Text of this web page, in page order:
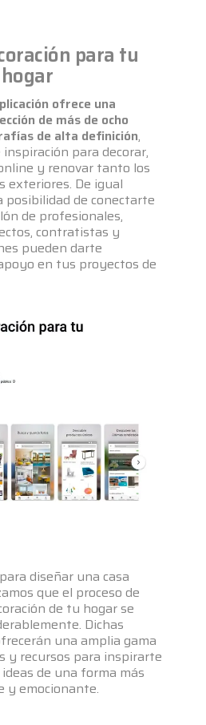
para tu
hogar
ofrece una
de más de ocho
de alta definición,
para decorar,
y renovar tanto los
exteriores. De igual
posibilidad de conectarte
de profesionales,
contratistas y
pueden darte
en tus proyectos de
diseñar una casa
que el proceso de
de tu hogar se
Dichas
una amplia gama
y recursos para inspirarte
de una forma más
y emocionante.